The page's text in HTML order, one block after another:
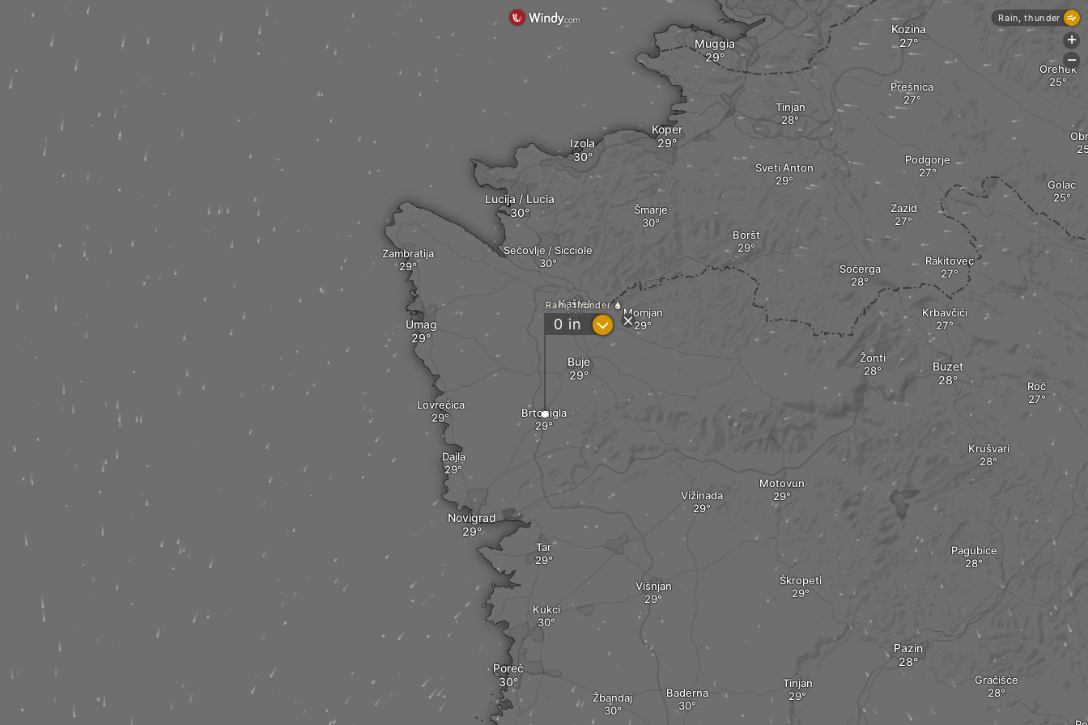
Buje
Dajla
Lovrečica
Brtonigla
Kaštel
Momjan
Lucija / Lucia
Izola
Sečovlje / Sicciole
Umag
Motovun
Tar
Novigrad
Kukci
Poreč
Zambratija
Sveti Anton
Boršt
Tinjan
Koper
Šmarje
Vižinada
Škropeti
Tinjan
Višnjan
Krušvari
Žonti
Roč
Buzet
Krbavčići
Žbandaj
Muggia
Sočerga
Zazid
Prešnica
Podgorje
Rakitovec
Pagubice
Pazin
Gračišće
Baderna
Kozina
Orehek
Golac
Rain, thunder
0in ?
Rain, thunder
+
-